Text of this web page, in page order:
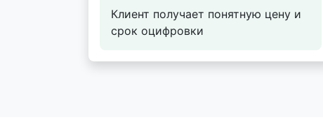
Клиент получает понятную цену и
срок оцифровки